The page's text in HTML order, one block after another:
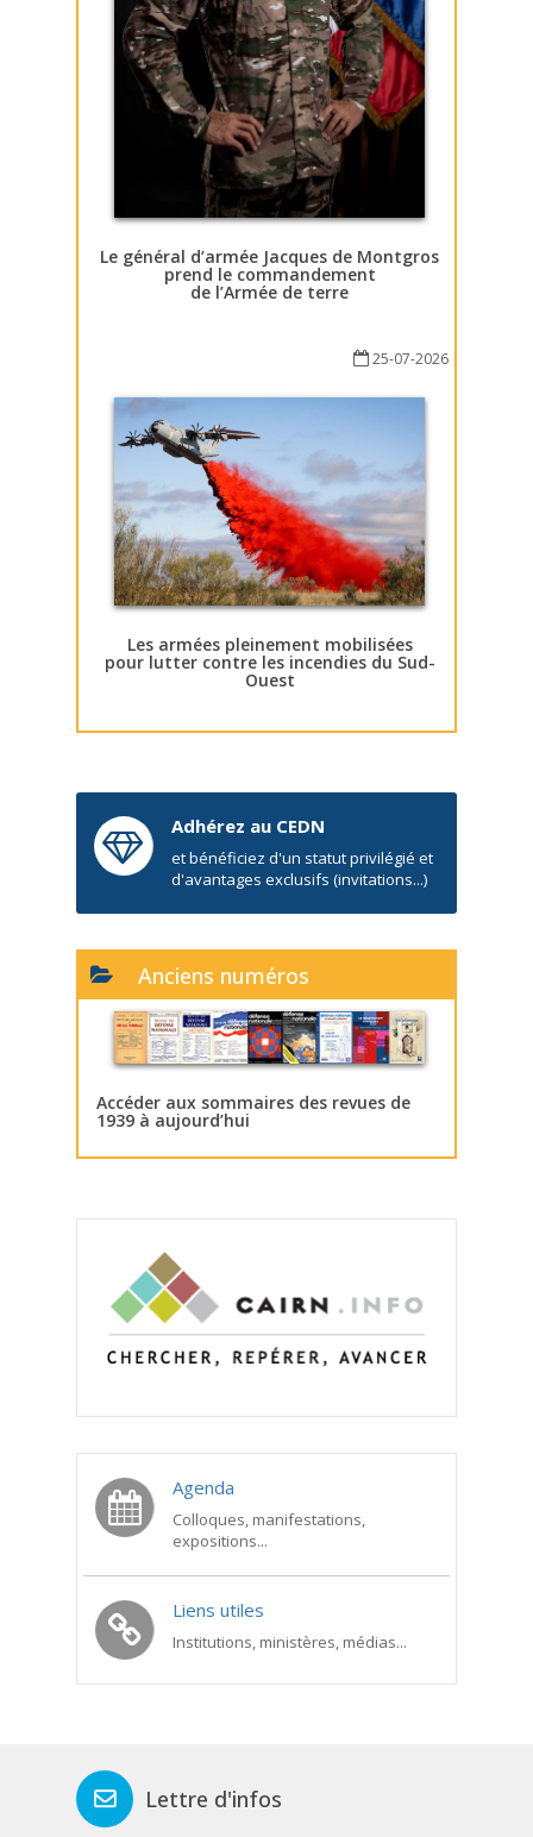
Le général d’armée Jacques de Montgros
prend le commandement
de l’Armée de terre
25-07-2026
Les armées pleinement mobilisées
pour lutter contre les incendies du Sud-
Ouest
Adhérez au CEDN
et bénéficiez d'un statut privilégié et
d'avantages exclusifs (invitations...)
Anciens numéros
Accéder aux sommaires des revues de
1939 à aujourd’hui
Agenda
Colloques, manifestations,
expositions...
Liens utiles
Institutions, ministères, médias...
Lettre d'infos